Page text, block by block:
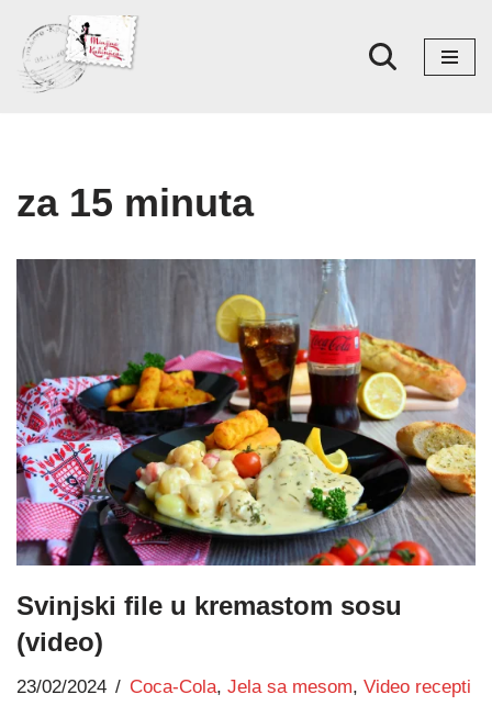
Skoči
na
za 15 minuta
Svinjski file u kremastom sosu
(video)
23/02/2024 Coca-Cola, Jela sa mesom, Video recepti